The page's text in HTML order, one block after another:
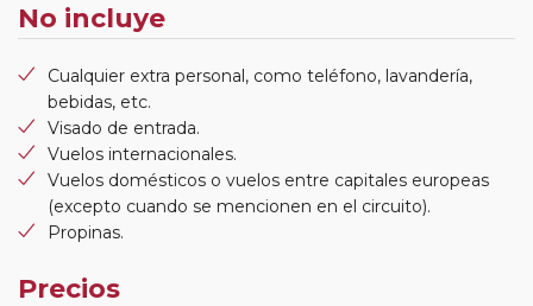
No incluye
Cualquier extra personal, como teléfono, lavandería,
bebidas, etc.
Visado de entrada.
Vuelos internacionales.
Vuelos domésticos o vuelos entre capitales europeas
(excepto cuando se mencionen en el circuito).
Propinas.
Precios